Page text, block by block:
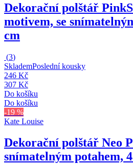
Dekorační polštář Pink
motivem, se
cm
(3)
SklademPoslední kousky
246 Kč
307 Kč
Do košíku
Do košíku
-19 %
Kate Louise
Dekorační polštář Neo
snímatelným potahem,